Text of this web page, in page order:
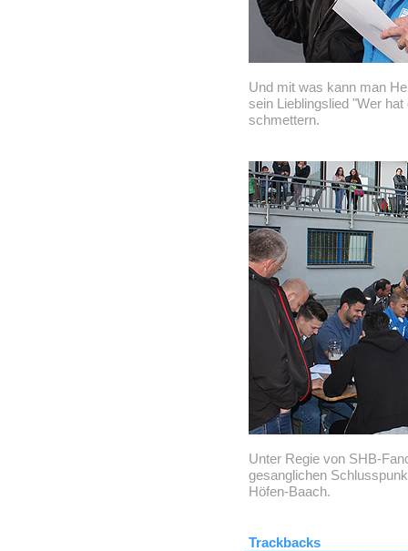
Und mit was kann man
sein Lieblingslied "Wer
schmettern.
Unter Regie von SHB-
gesanglichen
Höfen-Baach.
Trackbacks